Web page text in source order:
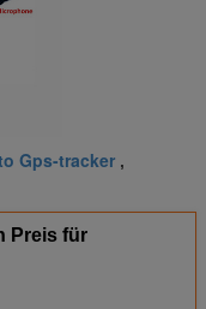
Gps-tracker ,
Preis für